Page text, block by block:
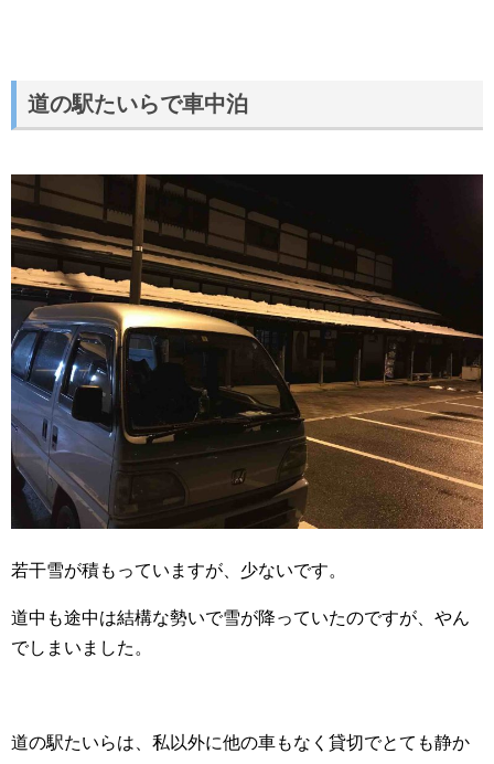
道の駅たいらで車中泊
若干雪が積もっていますが、少ないです。
道中も途中は結構な勢いで雪が降っていたのですが、やん
でしまいました。
道の駅たいらは、私以外に他の車もなく貸切でとても静か